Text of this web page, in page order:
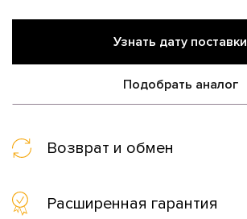
Узнать дату поставки
Подобрать аналог
Возврат и обмен
Расширенная гарантия